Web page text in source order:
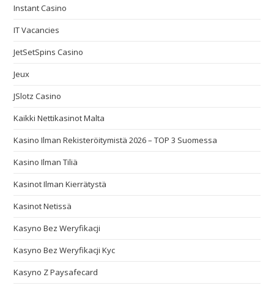
Instant Casino
IT Vacancies
JetSetSpins Casino
Jeux
JSlotz Casino
Kaikki Nettikasinot Malta
Kasino Ilman Rekisteröitymistä 2026 – TOP 3 Suomessa
Kasino Ilman Tiliä
Kasinot Ilman Kierrätystä
Kasinot Netissä
Kasyno Bez Weryfikacji
Kasyno Bez Weryfikacji Kyc
Kasyno Z Paysafecard